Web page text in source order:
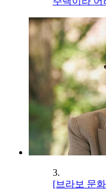
3.
[브라보 문